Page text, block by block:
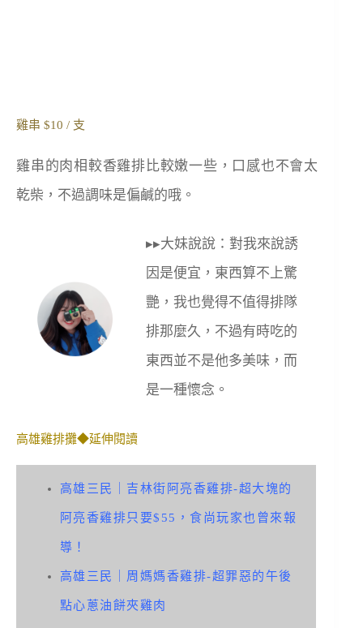
雞串 $10 / 支
雞串的肉相較香雞排比較嫩一些，口感也不會太
乾柴，不過調味是偏鹹的哦。
▸▸大妹說說：對我來說誘
因是便宜，東西算不上驚
艷，我也覺得不值得排隊
排那麼久，不過有時吃的
東西並不是他多美味，而
是一種懷念。
高雄雞排攤◆延伸閱讀
高雄三民｜吉林街阿亮香雞排-超大塊的
阿亮香雞排只要$55，食尚玩家也曾來報
導！
高雄三民｜周媽媽香雞排-超罪惡的午後
點心蔥油餅夾雞肉